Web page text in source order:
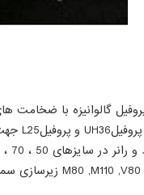
گالوانیزه با ضخامت
50 ، 70 ، 100 زیرسازی دیوارهای کاذب